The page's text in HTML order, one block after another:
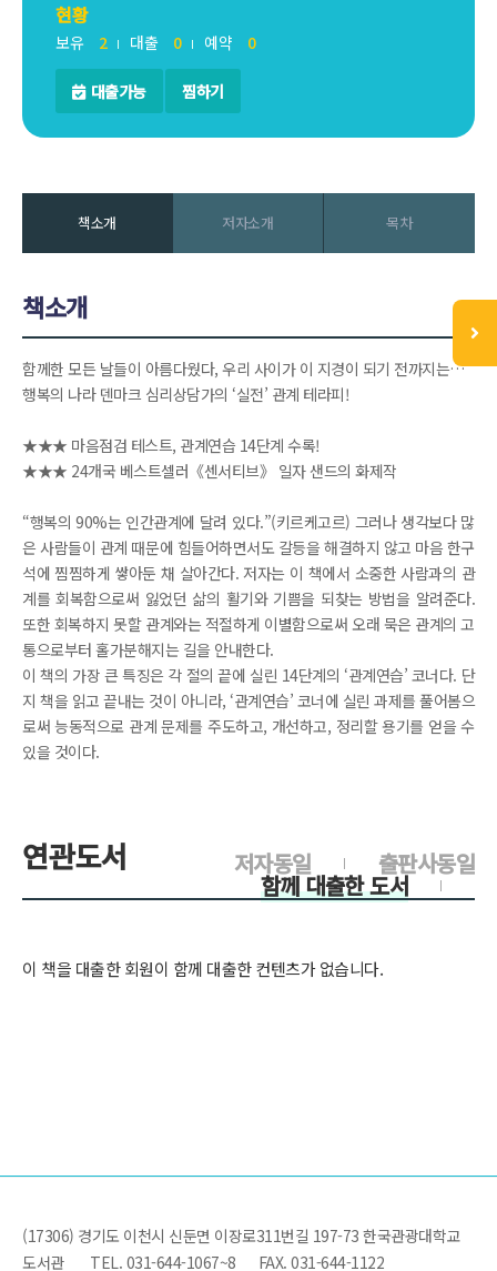
현황
보유 2 대출 0 예약 0
대출가능 찜하기
책소개 저자소개 목차
책소개
함께한 모든 날들이 아름다웠다, 우리 사이가 이 지경이 되기 전까지는…
행복의 나라 덴마크 심리상담가의 ‘실전’ 관계 테라피!
★★★ 마음점검 테스트, 관계연습 14단계 수록!
★★★ 24개국 베스트셀러《센서티브》 일자 샌드의 화제작
“행복의 90%는 인간관계에 달려 있다.”(키르케고르) 그러나 생각보다 많
은 사람들이 관계 때문에 힘들어하면서도 갈등을 해결하지 않고 마음 한구
석에 찜찜하게 쌓아둔 채 살아간다. 저자는 이 책에서 소중한 사람과의 관
계를 회복함으로써 잃었던 삶의 활기와 기쁨을 되찾는 방법을 알려준다.
또한 회복하지 못할 관계와는 적절하게 이별함으로써 오래 묵은 관계의 고
통으로부터 홀가분해지는 길을 안내한다.
이 책의 가장 큰 특징은 각 절의 끝에 실린 14단계의 ‘관계연습’ 코너다. 단
지 책을 읽고 끝내는 것이 아니라, ‘관계연습’ 코너에 실린 과제를 풀어봄으
로써 능동적으로 관계 문제를 주도하고, 개선하고, 정리할 용기를 얻을 수
있을 것이다.
연관도서 출판사동일
저자동일
함께 대출한 도서
이 책을 대출한 회원이 함께 대출한 컨텐츠가 없습니다.
(17306) 경기도 이천시 신둔면 이장로311번길 197-73 한국관광대학교
도서관
TEL. 031-644-1067~8 FAX. 031-644-1122